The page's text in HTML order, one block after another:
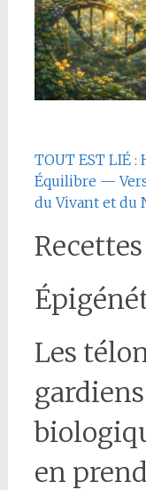
TOUT EST LIÉ
Équilibre —
du Vivant et du
Recettes
Les
en